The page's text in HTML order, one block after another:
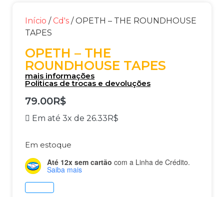
Início / Cd's / OPETH – THE ROUNDHOUSE
TAPES
OPETH – THE
ROUNDHOUSE TAPES
mais informações
Politicas de trocas e devoluções
79.00R$
Em até 3x de 26.33R$
Em estoque
Até 12x sem cartão com a Linha de Crédito.
Saiba mais